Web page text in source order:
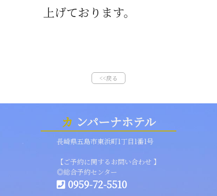
上げております。
<<戻る
カ ンパーナホテル
長崎県五島市東浜町1丁目1番1号
【ご予約に関するお問い合わせ 】
◎総合予約センター
0959-72-5510